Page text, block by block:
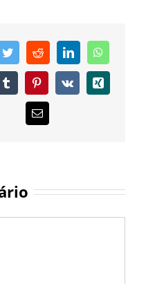
TwitterRedditLinkedIn
Tumblr PinterestVk Xing
E-
mail